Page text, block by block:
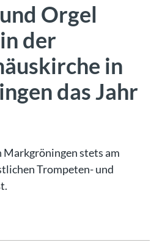
Orgel
der
in
das Jahr
Markgröningen stets am
Trompeten- und